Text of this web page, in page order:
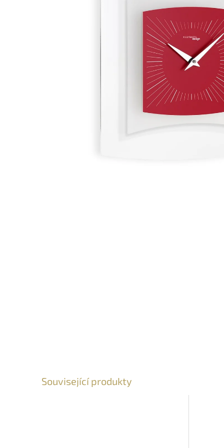
Související produkty